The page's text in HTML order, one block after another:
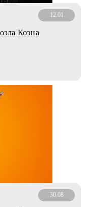
12.01
Коэна
30.08